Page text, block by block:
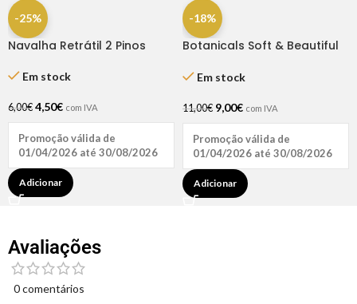
-25%
Navalha Retrátil 2 Pinos
Em stock
6,00€ 4,50€ com IVA
Promoção válida de
01/04/2026 até 30/08/2026
Adicionar
-18%
Botanicals Soft & Beautiful
Em stock
11,00€ 9,00€ com IVA
Promoção válida de
01/04/2026 até 30/08/2026
Adicionar
Avaliações
0 comentários